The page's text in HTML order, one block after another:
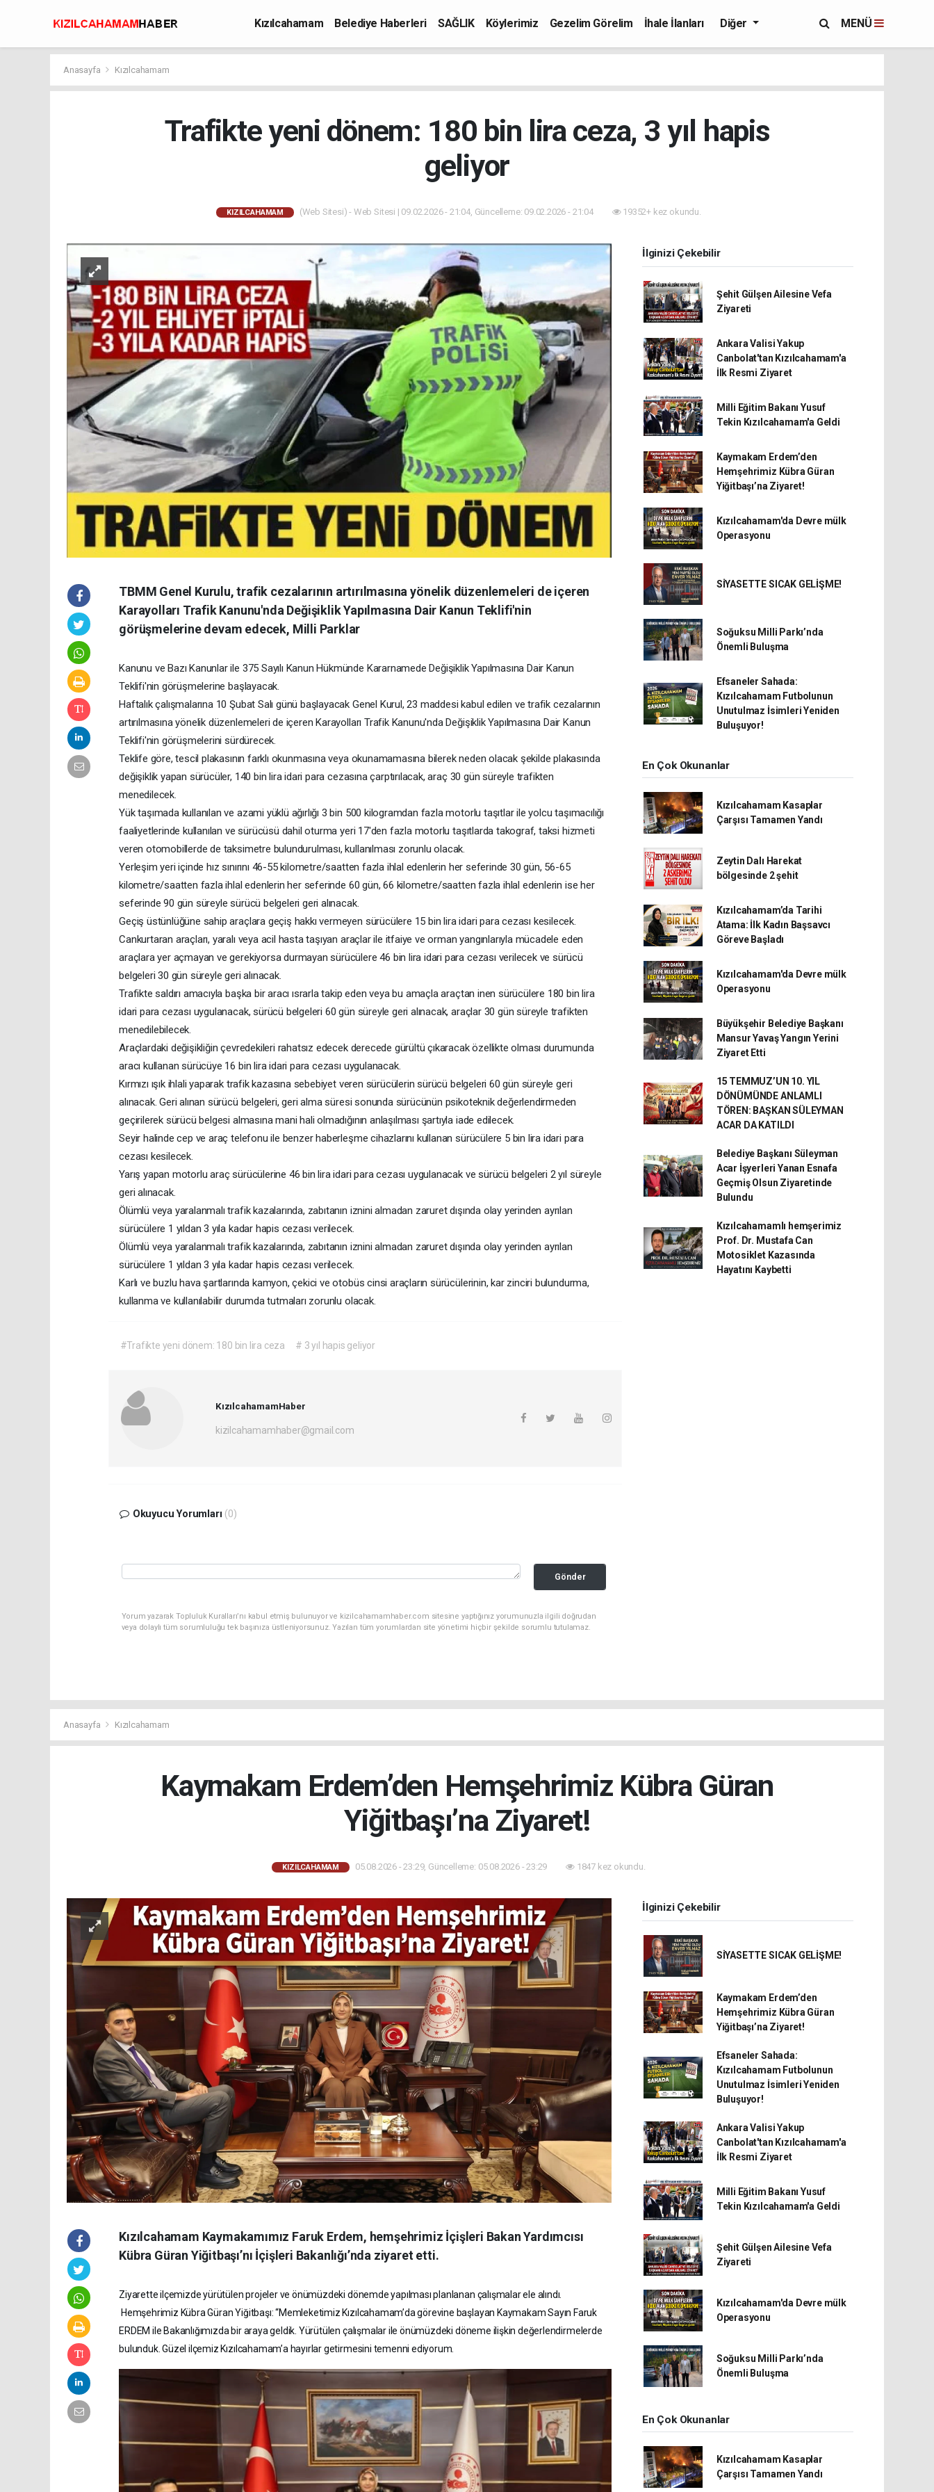
Kızılcahamam Belediye Haberleri SAĞLIK Köylerimiz Gezelim Görelim
İhale İlanları
Diğer MENÜ
Anasayfa Kızılcahamam
Trafikte yeni dönem: 180 bin lira ceza, 3 yıl hapis
geliyor
KIZILCAHAMAM (Web Sitesi) - Web Sitesi | 09.02.2026 - 21:04, Güncelleme: 09.02.2026 - 21:04 19352+ kez okundu.
TBMM Genel Kurulu, trafik cezalarının artırılmasına yönelik düzenlemeleri de içeren
Karayolları Trafik Kanunu'nda Değişiklik Yapılmasına Dair Kanun Teklifi'nin
görüşmelerine devam edecek, Milli Parklar
Kanunu ve Bazı Kanunlar ile 375 Sayılı Kanun Hükmünde Kararnamede Değişiklik Yapılmasına Dair Kanun
Teklifi'nin görüşmelerine başlayacak.
Haftalık çalışmalarına 10 Şubat Salı günü başlayacak Genel Kurul, 23 maddesi kabul edilen ve trafik cezalarının
artırılmasına yönelik düzenlemeleri de içeren Karayolları Trafik Kanunu'nda Değişiklik Yapılmasına Dair Kanun
Teklifi'nin görüşmelerini sürdürecek.
Teklife göre, tescil plakasının farklı okunmasına veya okunamamasına bilerek neden olacak şekilde plakasında
değişiklik yapan sürücüler, 140 bin lira idari para cezasına çarptırılacak, araç 30 gün süreyle trafikten
menedilecek.
Yük taşımada kullanılan ve azami yüklü ağırlığı 3 bin 500 kilogramdan fazla motorlu taşıtlar ile yolcu taşımacılığı
faaliyetlerinde kullanılan ve sürücüsü dahil oturma yeri 17'den fazla motorlu taşıtlarda takograf, taksi hizmeti
veren otomobillerde de taksimetre bulundurulması, kullanılması zorunlu olacak.
Yerleşim yeri içinde hız sınırını 46-55 kilometre/saatten fazla ihlal edenlerin her seferinde 30 gün, 56-65
kilometre/saatten fazla ihlal edenlerin her seferinde 60 gün, 66 kilometre/saatten fazla ihlal edenlerin ise her
seferinde 90 gün süreyle sürücü belgeleri geri alınacak.
Geçiş üstünlüğüne sahip araçlara geçiş hakkı vermeyen sürücülere 15 bin lira idari para cezası kesilecek.
Cankurtaran araçları, yaralı veya acil hasta taşıyan araçlar ile itfaiye ve orman yangınlarıyla mücadele eden
araçlara yer açmayan ve gerekiyorsa durmayan sürücülere 46 bin lira idari para cezası verilecek ve sürücü
belgeleri 30 gün süreyle geri alınacak.
Trafikte saldırı amacıyla başka bir aracı ısrarla takip eden veya bu amaçla araçtan inen sürücülere 180 bin lira
idari para cezası uygulanacak, sürücü belgeleri 60 gün süreyle geri alınacak, araçlar 30 gün süreyle trafikten
menedilebilecek.
Araçlardaki değişikliğin çevredekileri rahatsız edecek derecede gürültü çıkaracak özellikte olması durumunda
aracı kullanan sürücüye 16 bin lira idari para cezası uygulanacak.
Kırmızı ışık ihlali yaparak trafik kazasına sebebiyet veren sürücülerin sürücü belgeleri 60 gün süreyle geri
alınacak. Geri alınan sürücü belgeleri, geri alma süresi sonunda sürücünün psikoteknik değerlendirmeden
geçirilerek sürücü belgesi almasına mani hali olmadığının anlaşılması şartıyla iade edilecek.
Seyir halinde cep ve araç telefonu ile benzer haberleşme cihazlarını kullanan sürücülere 5 bin lira idari para
cezası kesilecek.
Yarış yapan motorlu araç sürücülerine 46 bin lira idari para cezası uygulanacak ve sürücü belgeleri 2 yıl süreyle
geri alınacak.
Ölümlü veya yaralanmalı trafik kazalarında, zabıtanın iznini almadan zaruret dışında olay yerinden ayrılan
sürücülere 1 yıldan 3 yıla kadar hapis cezası verilecek.
Ölümlü veya yaralanmalı trafik kazalarında, zabıtanın iznini almadan zaruret dışında olay yerinden ayrılan
sürücülere 1 yıldan 3 yıla kadar hapis cezası verilecek.
Karlı ve buzlu hava şartlarında kamyon, çekici ve otobüs cinsi araçların sürücülerinin, kar zinciri bulundurma,
kullanma ve kullanılabilir durumda tutmaları zorunlu olacak.
#Trafikte yeni dönem: 180 bin lira ceza # 3 yıl hapis geliyor
KızılcahamamHaber
kizilcahamamhaber@gmail.com
Okuyucu Yorumları (0)
Gönder
Yorum yazarak Topluluk Kuralları’nı kabul etmiş bulunuyor ve kizilcahamamhaber.com sitesine yaptığınız yorumunuzla ilgili doğrudan
veya dolaylı tüm sorumluluğu tek başınıza üstleniyorsunuz. Yazılan tüm yorumlardan site yönetimi hiçbir şekilde sorumlu tutulamaz.
İlginizi Çekebilir
Şehit Gülşen Ailesine Vefa
Ziyareti
Ankara Valisi Yakup
Canbolat'tan Kızılcahamam'a
İlk Resmi Ziyaret
Milli Eğitim Bakanı Yusuf
Tekin Kızılcahamam'a Geldi
Kaymakam Erdem’den
Hemşehrimiz Kübra Güran
Yiğitbaşı’na Ziyaret!
Kızılcahamam'da Devre mülk
Operasyonu
SİYASETTE SICAK GELİŞME!
Soğuksu Milli Parkı’nda
Önemli Buluşma
Efsaneler Sahada:
Kızılcahamam Futbolunun
Unutulmaz İsimleri Yeniden
Buluşuyor!
En Çok Okunanlar
Kızılcahamam Kasaplar
Çarşısı Tamamen Yandı
Zeytin Dalı Harekat
bölgesinde 2 şehit
Kızılcahamam’da Tarihi
Atama: İlk Kadın Başsavcı
Göreve Başladı
Kızılcahamam'da Devre mülk
Operasyonu
Büyükşehir Belediye Başkanı
Mansur Yavaş Yangın Yerini
Ziyaret Etti
15 TEMMUZ’UN 10. YIL
DÖNÜMÜNDE ANLAMLI
TÖREN: BAŞKAN SÜLEYMAN
ACAR DA KATILDI
Belediye Başkanı Süleyman
Acar İşyerleri Yanan Esnafa
Geçmiş Olsun Ziyaretinde
Bulundu
Kızılcahamamlı hemşerimiz
Prof. Dr. Mustafa Can
Motosiklet Kazasında
Hayatını Kaybetti
Anasayfa Kızılcahamam
Kaymakam Erdem’den Hemşehrimiz Kübra Güran
Yiğitbaşı’na Ziyaret!
KIZILCAHAMAM 05.08.2026 - 23:29, Güncelleme: 05.08.2026 - 23:29 1847 kez okundu.
Kızılcahamam Kaymakamımız Faruk Erdem, hemşehrimiz İçişleri Bakan Yardımcısı
Kübra Güran Yiğitbaşı’nı İçişleri Bakanlığı’nda ziyaret etti.
Ziyarette ilçemizde yürütülen projeler ve önümüzdeki dönemde yapılması planlanan çalışmalar ele alındı.
Hemşehrimiz Kübra Güran Yiğitbaşı: “Memleketimiz Kızılcahamam’da görevine başlayan Kaymakam Sayın Faruk
ERDEM ile Bakanlığımızda bir araya geldik. Yürütülen çalışmalar ile önümüzdeki döneme ilişkin değerlendirmelerde
bulunduk. Güzel ilçemiz Kızılcahamam’a hayırlar getirmesini temenni ediyorum.
İlginizi Çekebilir
SİYASETTE SICAK GELİŞME!
Kaymakam Erdem’den
Hemşehrimiz Kübra Güran
Yiğitbaşı’na Ziyaret!
Efsaneler Sahada:
Kızılcahamam Futbolunun
Unutulmaz İsimleri Yeniden
Buluşuyor!
Ankara Valisi Yakup
Canbolat'tan Kızılcahamam'a
İlk Resmi Ziyaret
Milli Eğitim Bakanı Yusuf
Tekin Kızılcahamam'a Geldi
Şehit Gülşen Ailesine Vefa
Ziyareti
Kızılcahamam'da Devre mülk
Operasyonu
Soğuksu Milli Parkı’nda
Önemli Buluşma
En Çok Okunanlar
Kızılcahamam Kasaplar
Çarşısı Tamamen Yandı